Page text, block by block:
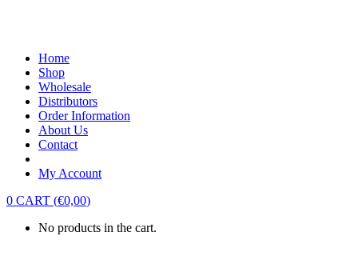
Home
Shop
Wholesale
Distributors
Order Information
About Us
Contact
My Account
0 CART (€0,00)
No products in the cart.